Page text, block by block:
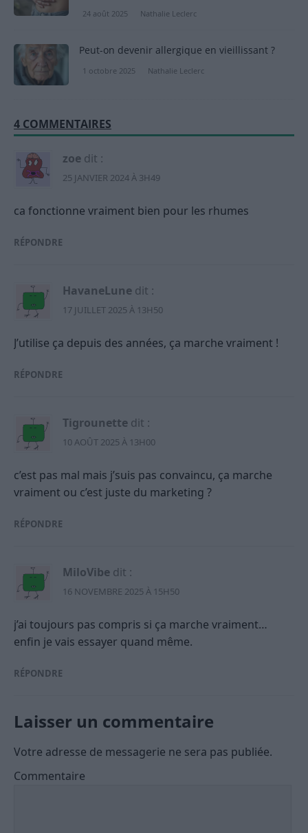
24 août 2025 Nathalie Leclerc
Peut-on devenir allergique en vieillissant ?
1 octobre 2025 Nathalie Leclerc
4 COMMENTAIRES
zoe dit :
25 JANVIER 2024 À 3H49
ca fonctionne vraiment bien pour les rhumes
RÉPONDRE
HavaneLune dit :
17 JUILLET 2025 À 13H50
J’utilise ça depuis des années, ça marche vraiment !
RÉPONDRE
Tigrounette dit :
10 AOÛT 2025 À 13H00
c’est pas mal mais j’suis pas convaincu, ça marche
vraiment ou c’est juste du marketing ?
RÉPONDRE
MiloVibe dit :
16 NOVEMBRE 2025 À 15H50
j’ai toujours pas compris si ça marche vraiment…
enfin je vais essayer quand même.
RÉPONDRE
Laisser un commentaire
Votre adresse de messagerie ne sera pas publiée.
Commentaire